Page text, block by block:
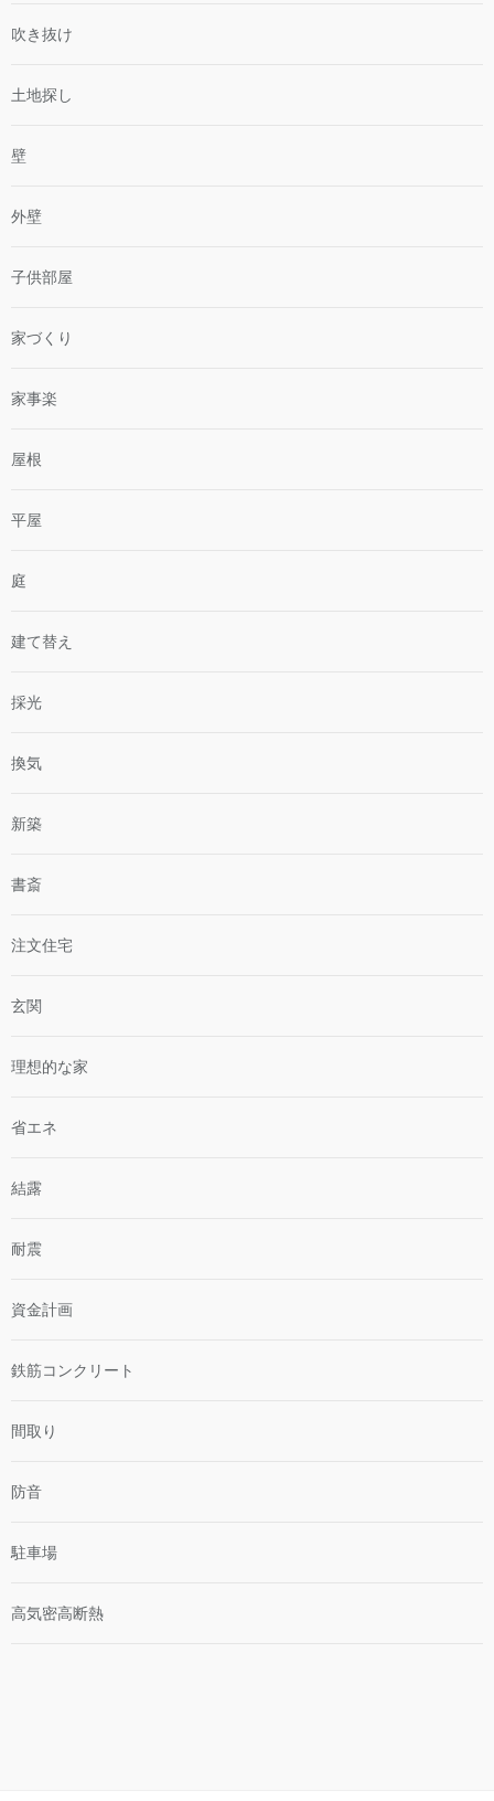
吹き抜け
土地探し
壁
外壁
子供部屋
家づくり
家事楽
屋根
平屋
庭
建て替え
採光
換気
新築
書斎
注文住宅
玄関
理想的な家
省エネ
結露
耐震
資金計画
鉄筋コンクリート
間取り
防音
駐車場
高気密高断熱